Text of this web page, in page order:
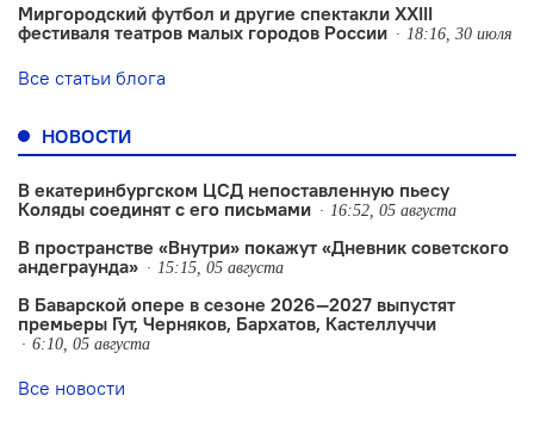
Миргородский футбол и другие спектакли XXIII
фестиваля театров малых городов России
18:16, 30 июля
Все статьи блога
НОВОСТИ
В екатеринбургском ЦСД непоставленную пьесу
Коляды соединят с его письмами
16:52, 05 августа
В пространстве «Внутри» покажут «Дневник советского
андеграунда»
15:15, 05 августа
В Баварской опере в сезоне 2026—2027 выпустят
премьеры Гут, Черняков, Бархатов, Кастеллуччи
6:10, 05 августа
Все новости